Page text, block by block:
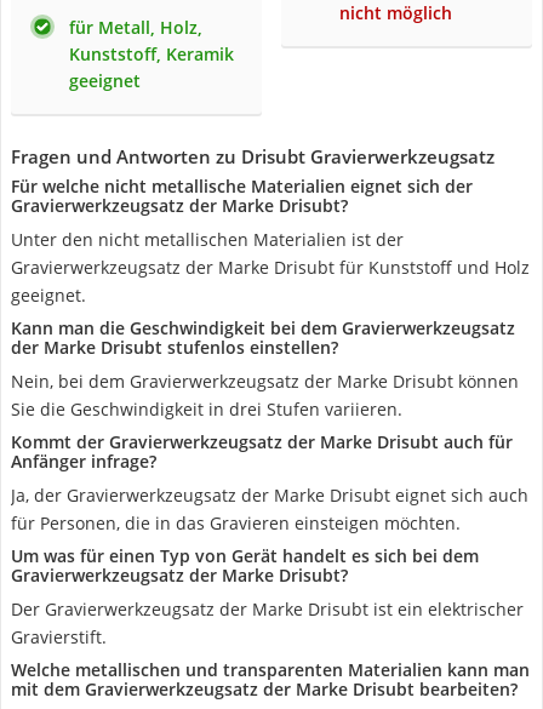
für Metall, Holz,
Kunststoff, Keramik
geeignet
nicht möglich
Fragen und Antworten zu Drisubt Gravierwerkzeugsatz
Für welche nicht metallische Materialien eignet sich der
Gravierwerkzeugsatz der Marke Drisubt?
Unter den nicht metallischen Materialien ist der
Gravierwerkzeugsatz der Marke Drisubt für Kunststoff und Holz
geeignet.
Kann man die Geschwindigkeit bei dem Gravierwerkzeugsatz
der Marke Drisubt stufenlos einstellen?
Nein, bei dem Gravierwerkzeugsatz der Marke Drisubt können
Sie die Geschwindigkeit in drei Stufen variieren.
Kommt der Gravierwerkzeugsatz der Marke Drisubt auch für
Anfänger infrage?
Ja, der Gravierwerkzeugsatz der Marke Drisubt eignet sich auch
für Personen, die in das Gravieren einsteigen möchten.
Um was für einen Typ von Gerät handelt es sich bei dem
Gravierwerkzeugsatz der Marke Drisubt?
Der Gravierwerkzeugsatz der Marke Drisubt ist ein elektrischer
Gravierstift.
Welche metallischen und transparenten Materialien kann man
mit dem Gravierwerkzeugsatz der Marke Drisubt bearbeiten?